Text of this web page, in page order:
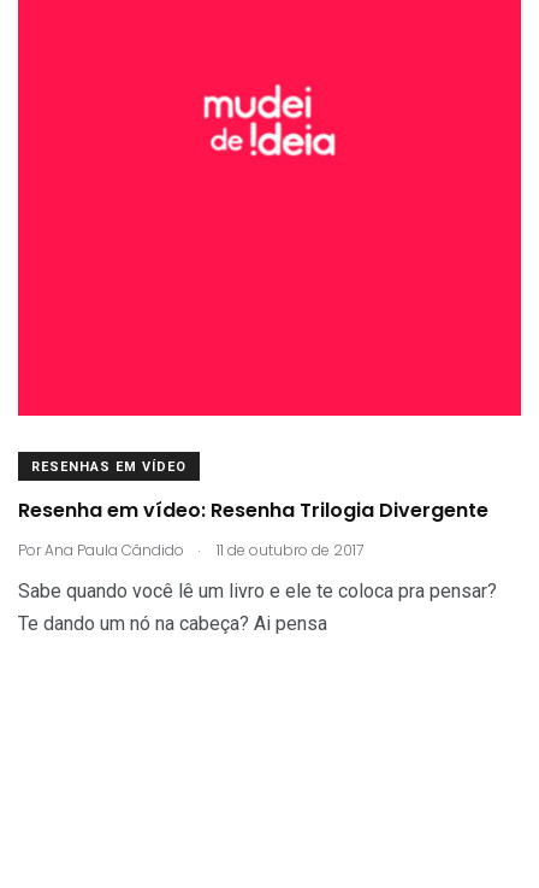
RESENHAS EM VÍDEO
Resenha em vídeo: Resenha Trilogia Divergente
PorAna Paula Cândido . 11 de outubro de 2017
Sabe quando você lê um livro e ele te coloca pra pensar?
Te dando um nó na cabeça? Ai pensa